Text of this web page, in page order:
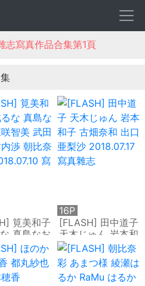
志寫真作品合集第1頁
筧美和子
真島なお
美 武田梨
朝比奈祐
寫真
雜志
[FLASH] 田中道子
天木じゅん 岩本和
子 古畑奈和 出口亜
梨沙 2018.07.17 寫
真雜志
16P